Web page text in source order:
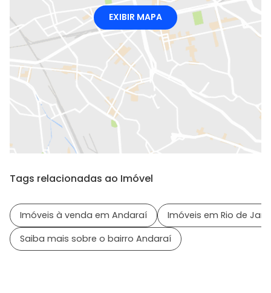
EXIBIR MAPA
Tags relacionadas ao Imóvel
Imóveis à venda em Andaraí
Imóveis em Rio de
Saiba mais sobre o bairro Andaraí